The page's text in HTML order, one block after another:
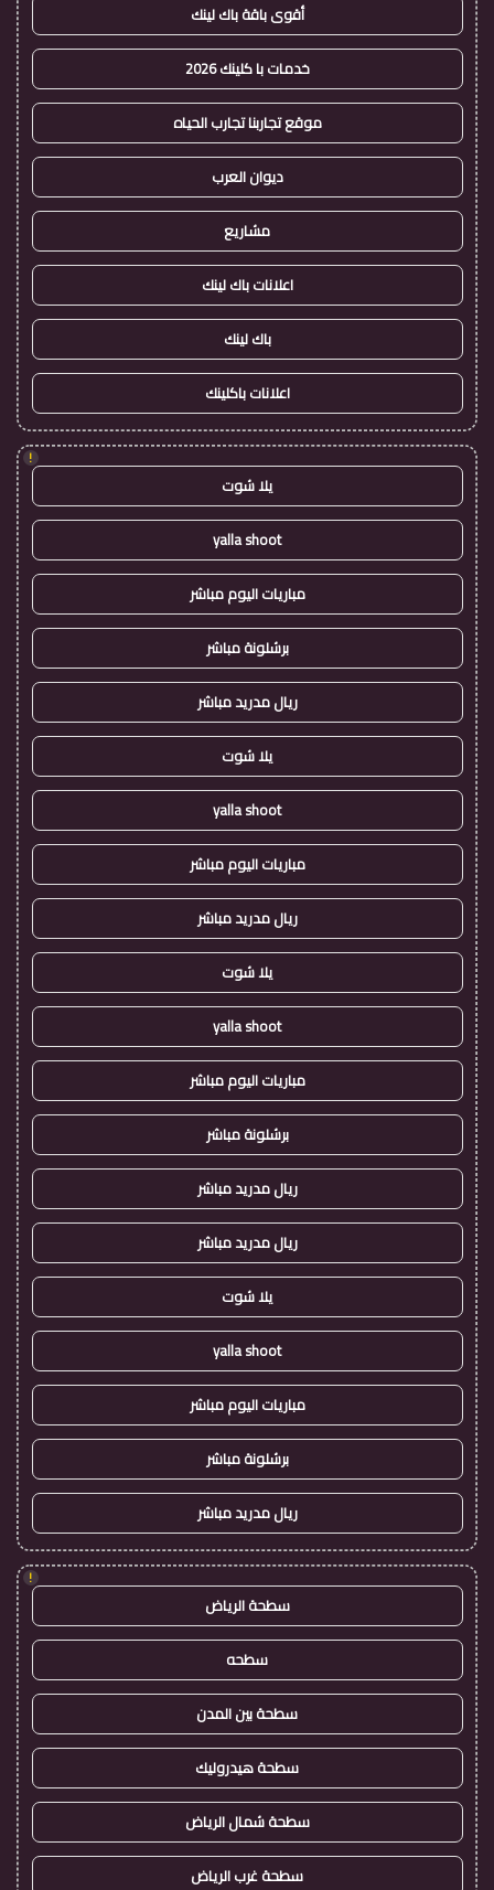
أقوى باقة باك لينك
خدمات با كلينك 2026
موقع تجاربنا تجارب الحياه
ديوان العرب
مشاريع
اعلانات باك لينك
باك لينك
اعلانات باكلينك
!
يلا شوت
yalla shoot
مباريات اليوم مباشر
برشلونة مباشر
ريال مدريد مباشر
يلا شوت
yalla shoot
مباريات اليوم مباشر
ريال مدريد مباشر
يلا شوت
yalla shoot
مباريات اليوم مباشر
برشلونة مباشر
ريال مدريد مباشر
ريال مدريد مباشر
يلا شوت
yalla shoot
مباريات اليوم مباشر
برشلونة مباشر
ريال مدريد مباشر
!
سطحة الرياض
سطحه
سطحة بين المدن
سطحة هيدروليك
سطحة شمال الرياض
سطحة غرب الرياض